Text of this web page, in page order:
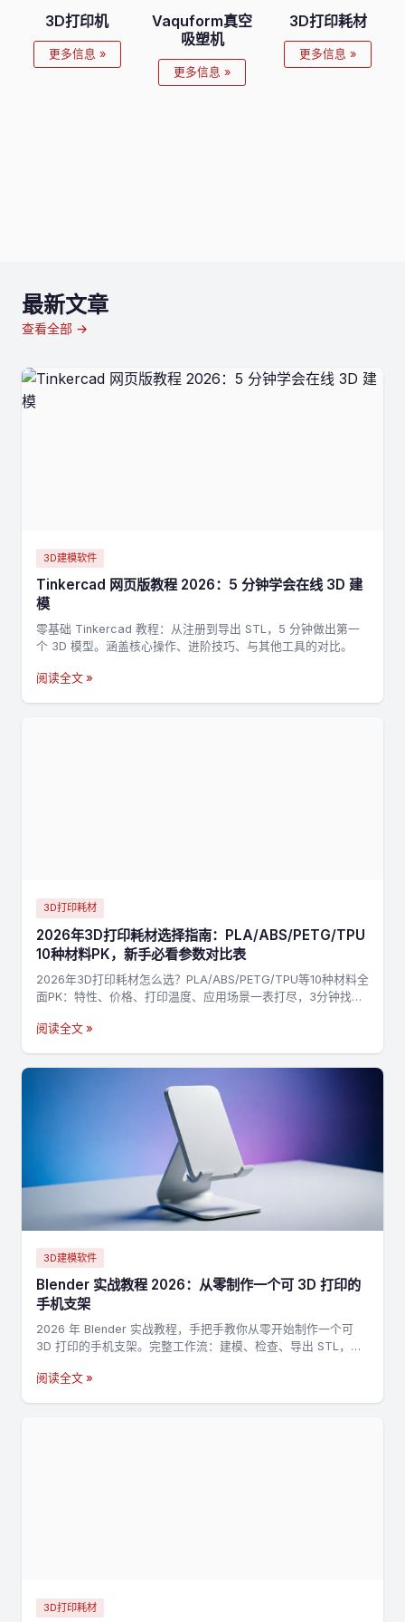
3D打印机
更多信息 »
Vaquform真空
吸塑机
更多信息 »
3D打印耗材
更多信息 »
最新文章
查看全部 →
3D建模软件
Tinkercad 网页版教程 2026：5 分钟学会在线 3D 建
模
零基础 Tinkercad 教程：从注册到导出 STL，5 分钟做出第一
个 3D 模型。涵盖核心操作、进阶技巧、与其他工具的对比。
阅读全文 »
3D打印耗材
2026年3D打印耗材选择指南：PLA/ABS/PETG/TPU
10种材料PK，新手必看参数对比表
2026年3D打印耗材怎么选？PLA/ABS/PETG/TPU等10种材料全
面PK：特性、价格、打印温度、应用场景一表打尽，3分钟找到
阅读全文 »
3D建模软件
Blender 实战教程 2026：从零制作一个可 3D 打印的
手机支架
2026 年 Blender 实战教程，手把手教你从零开始制作一个可
3D 打印的手机支架。完整工作流：建模、检查、导出 STL，适
阅读全文 »
3D打印耗材